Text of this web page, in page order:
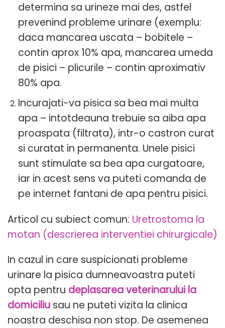
determina sa urineze mai des, astfel
prevenind probleme urinare (exemplu:
daca mancarea uscata – bobitele –
contin aprox 10% apa, mancarea umeda
de pisici – plicurile – contin aproximativ
80% apa.
Incurajati-va pisica sa bea mai multa
apa – intotdeauna trebuie sa aiba apa
proaspata (filtrata), intr-o castron curat
si curatat in permanenta. Unele pisici
sunt stimulate sa bea apa curgatoare,
iar in acest sens va puteti comanda de
pe internet fantani de apa pentru pisici.
Articol cu subiect comun: Uretrostoma la
motan (descrierea interventiei chirurgicale)
In cazul in care suspicionati probleme
urinare la pisica dumneavoastra puteti
opta pentru deplasarea veterinarului la
domiciliu sau ne puteti vizita la clinica
noastra deschisa non stop. De asemenea